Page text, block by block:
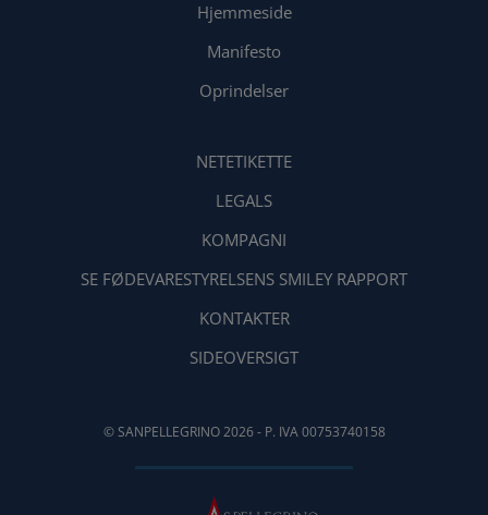
Hjemmeside
Manifesto
Oprindelser
NETETIKETTE
LEGALS
KOMPAGNI
SE FØDEVARESTYRELSENS SMILEY RAPPORT
KONTAKTER
SIDEOVERSIGT
© SANPELLEGRINO 2026 - P. IVA 00753740158